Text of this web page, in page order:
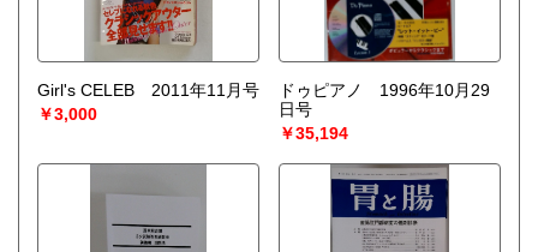
Girl's CELEB 2011年11月号
￥3,000
ドゥピアノ 1996年10月29
日号
￥35,194